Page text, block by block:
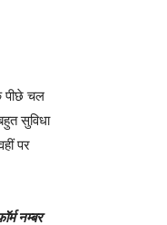
पीछे चल
सुविधा
पर
नम्बर